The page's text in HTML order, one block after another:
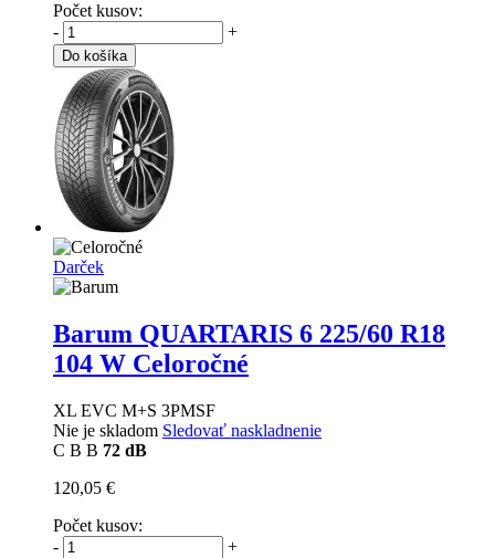
Počet kusov:
-
+
Do košíka
Darček
Barum QUARTARIS 6 225/60 R18
104 W Celoročné
XL EVC M+S 3PMSF
Nie je skladom Sledovať naskladnenie
C B B 72 dB
120,05 €
Počet kusov:
-
+